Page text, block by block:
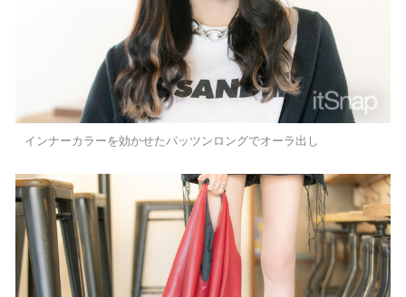
インナーカラーを効かせたパッツンロングでオーラ出し